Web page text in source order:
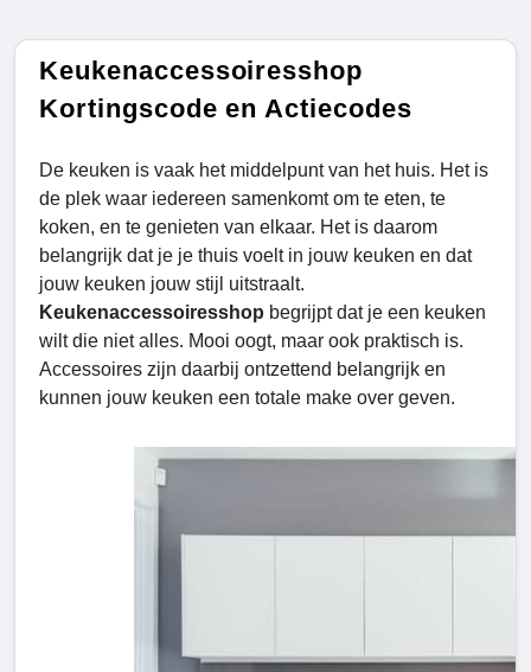
Keukenaccessoiresshop
Kortingscode en Actiecodes
De keuken is vaak het middelpunt van het huis. Het is
de plek waar iedereen samenkomt om te eten, te
koken, en te genieten van elkaar. Het is daarom
belangrijk dat je je thuis voelt in jouw keuken en dat
jouw keuken jouw stijl uitstraalt.
Keukenaccessoiresshop begrijpt dat je een keuken
wilt die niet alles. Mooi oogt, maar ook praktisch is.
Accessoires zijn daarbij ontzettend belangrijk en
kunnen jouw keuken een totale make over geven.